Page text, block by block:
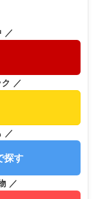
／
／
／
探す
／